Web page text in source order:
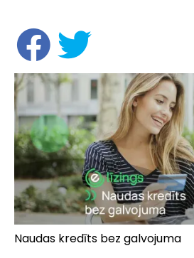
Naudas kredīts bez galvojuma